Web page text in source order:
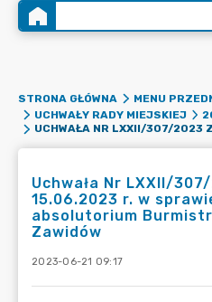
STRONA GŁÓWNA MENU
UCHWAŁY RADY MIEJSKIEJ
Uchwała Nr LXXII/
15.06.2023 r. w
absolutorium
Zawidów
2023-06-21 09:17